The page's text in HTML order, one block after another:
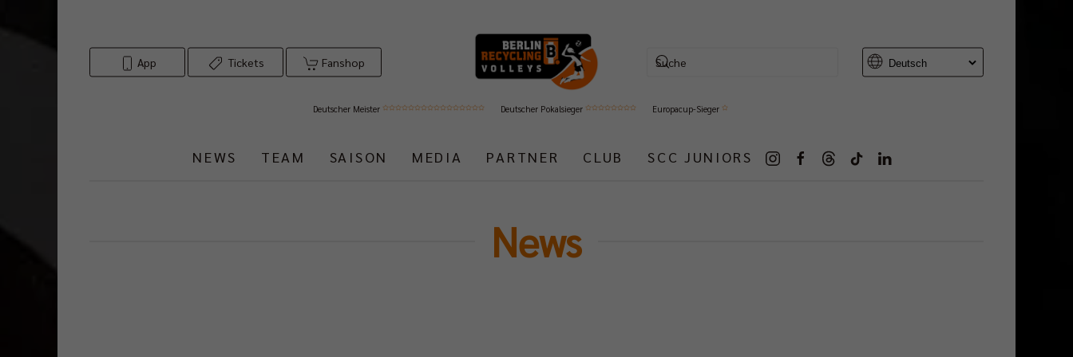
App Tickets Fanshop
Deutscher Meister Deutscher Pokalsieger Europacup-Sieger
NEWS TEAM SAISON MEDIA PARTNER CLUB SCC JUNIORS
News